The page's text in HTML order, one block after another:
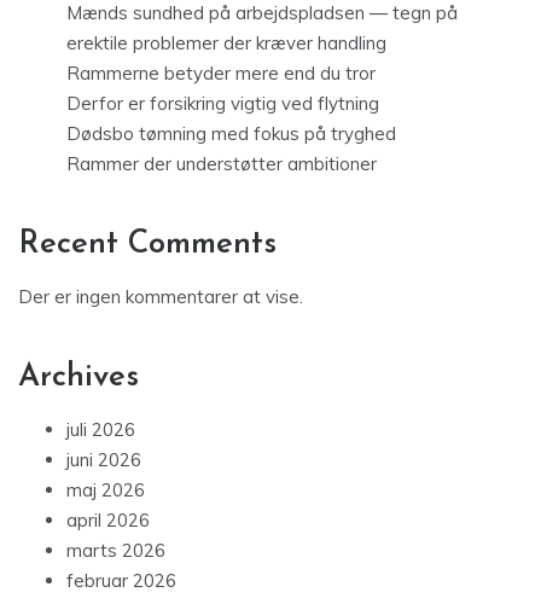
Mænds sundhed på arbejdspladsen — tegn på
erektile problemer der kræver handling
Rammerne betyder mere end du tror
Derfor er forsikring vigtig ved flytning
Dødsbo tømning med fokus på tryghed
Rammer der understøtter ambitioner
Recent Comments
Der er ingen kommentarer at vise.
Archives
juli 2026
juni 2026
maj 2026
april 2026
marts 2026
februar 2026